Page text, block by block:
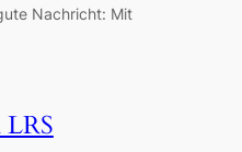
Nachricht: Mit